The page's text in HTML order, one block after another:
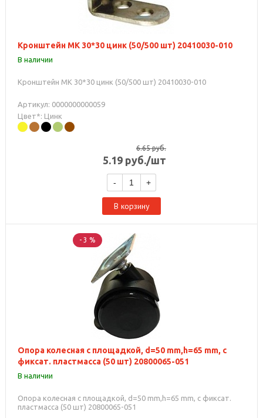
Кронштейн МК 30*30 цинк (50/500 шт) 20410030-010
В наличии
Кронштейн МК 30*30 цинк (50/500 шт) 20410030-010
Артикул: 0000000000059
Цвет*: Цинк
6.65руб.
5.19 руб./шт
- +
В корзину
- 3 %
Опора колесная с площадкой, d=50 mm,h=65 mm, с
фиксат. пластмасса (50 шт) 20800065-051
В наличии
Опора колесная с площадкой, d=50 mm,h=65 mm, с фиксат.
пластмасса (50 шт) 20800065-051